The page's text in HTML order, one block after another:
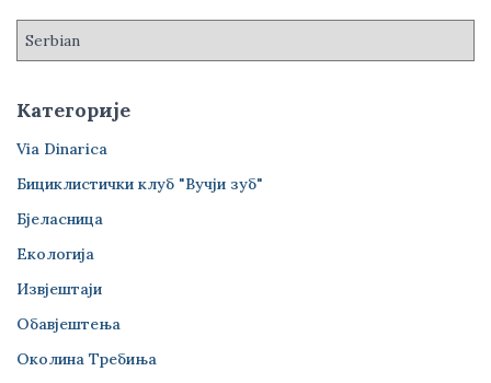
:
Категорије
Via Dinarica
Бициклистички клуб "Вучји зуб"
Бјеласница
Екологија
Извјештаји
Обавјештења
Околина Требиња